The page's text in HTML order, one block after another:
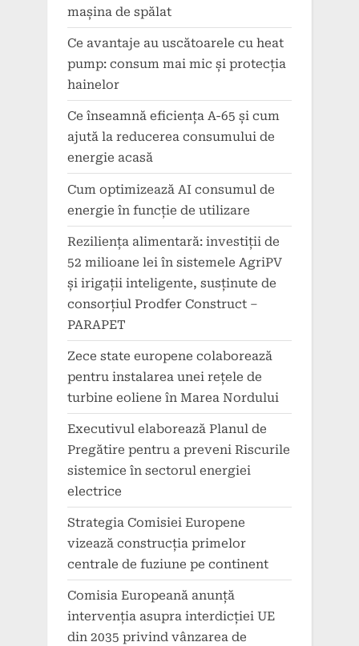
mașina de spălat
Ce avantaje au uscătoarele cu heat
pump: consum mai mic și protecția
hainelor
Ce înseamnă eficiența A-65 și cum
ajută la reducerea consumului de
energie acasă
Cum optimizează AI consumul de
energie în funcție de utilizare
Reziliența alimentară: investiții de
52 milioane lei în sistemele AgriPV
și irigații inteligente, susținute de
consorțiul Prodfer Construct –
PARAPET
Zece state europene colaborează
pentru instalarea unei rețele de
turbine eoliene în Marea Nordului
Executivul elaborează Planul de
Pregătire pentru a preveni Riscurile
sistemice în sectorul energiei
electrice
Strategia Comisiei Europene
vizează construcția primelor
centrale de fuziune pe continent
Comisia Europeană anunță
intervenția asupra interdicției UE
din 2035 privind vânzarea de